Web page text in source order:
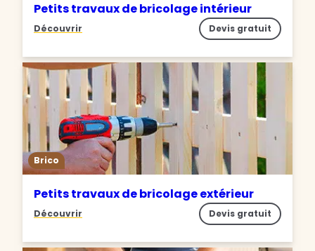
Petits travaux de bricolage intérieur
Découvrir Devis gratuit
Brico
Petits travaux de bricolage extérieur
Découvrir Devis gratuit